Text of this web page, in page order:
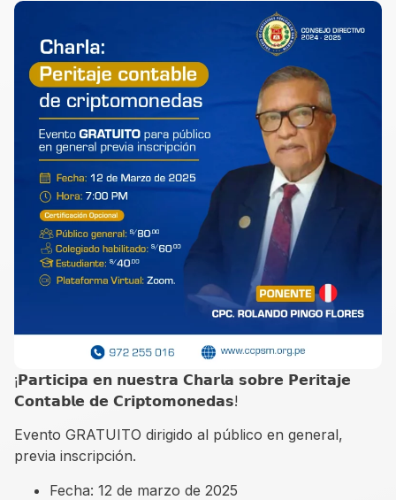
¡𝗣𝗮𝗿𝘁𝗶𝗰𝗶𝗽𝗮 𝗲𝗻 𝗻𝘂𝗲𝘀𝘁𝗿𝗮 𝗖𝗵𝗮𝗿𝗹𝗮 𝘀𝗼𝗯𝗿𝗲 𝗣𝗲𝗿𝗶𝘁𝗮𝗷𝗲
𝗖𝗼𝗻𝘁𝗮𝗯𝗹𝗲 𝗱𝗲 𝗖𝗿𝗶𝗽𝘁𝗼𝗺𝗼𝗻𝗲𝗱𝗮𝘀!
Evento GRATUITO dirigido al público en general,
previa inscripción.
Fecha: 12 de marzo de 2025